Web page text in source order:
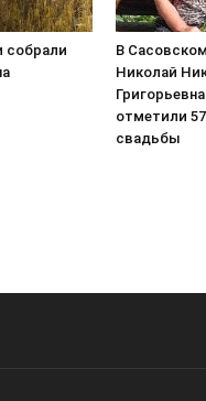
собрали
В
Николай
отметили
свадьбы